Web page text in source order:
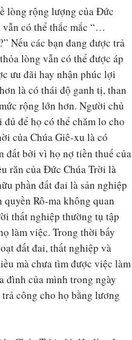
lòng rộng lượng của Đức
có thể thắc mắc “…
Nếu các bạn đang được trả
lòng vẫn có thể được áp
ưu đãi hay nhận phúc lợi
là có thái độ ganh tị, than
rộng lớn hơn. Người chủ
để họ có thể chăm lo cho
của Chúa Giê-xu là có
đất bởi vì họ nợ tiền thuế của
răn của Đức Chúa Trời là
phần đất đai là sản nghiệp
Rô-ma không quan
thất nghiệp thường tụ tập
làm việc. Trong thời bấy
đất đai, thất nghiệp và
mà chưa tìm được việc làm
đình của mình trong ngày
công cho họ bằng lương